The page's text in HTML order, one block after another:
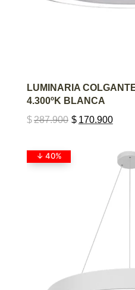
AGREGAR
LUMINARIA
4.300ºK BLANCA
$287.900 $ 170.900
↓ 40%